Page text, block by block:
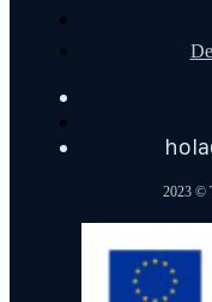
2023 ©